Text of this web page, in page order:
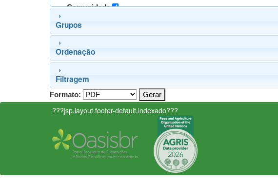
Comunidade
Grupos
Ordenação
Filtragem
Formato:
???jsp.layout.footer-default.indexado???